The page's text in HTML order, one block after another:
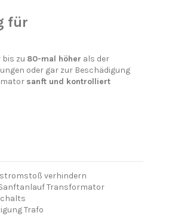
für
zu 80-mal höher als der
oder gar zur Beschädigung
sanft und kontrolliert
verhindern
Transformator
Trafo